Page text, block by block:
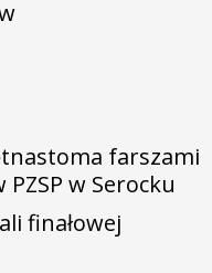
farszami
w Serocku
finałowej